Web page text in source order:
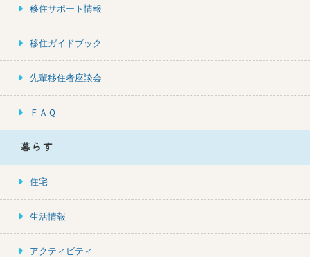
移住サポート情報
移住ガイドブック
先輩移住者座談会
ＦＡＱ
暮らす
住宅
生活情報
アクティビティ